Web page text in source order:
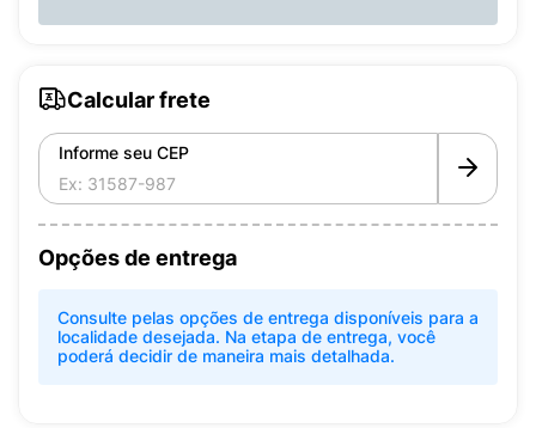
Calcular frete
Informe seu CEP
Opções de entrega
Consulte pelas opções de entrega disponíveis para a
localidade desejada. Na etapa de entrega, você
poderá decidir de maneira mais detalhada.